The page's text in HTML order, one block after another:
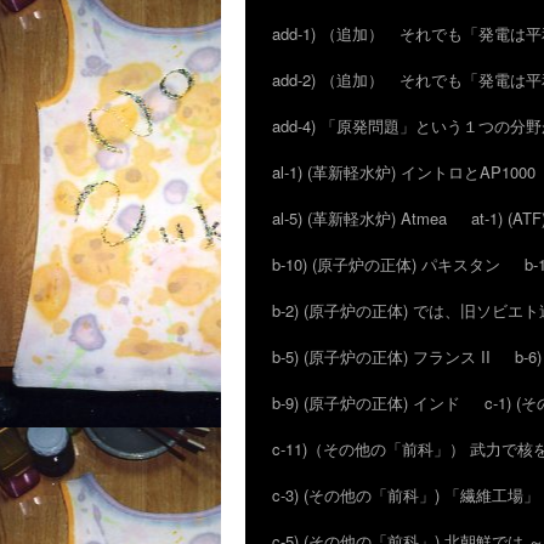
add-1) （追加） それでも「発電は
add-2) （追加） それでも「発電は
add-4) 「原発問題」という１つの分
al-1) (革新軽水炉) イントロとAP1000
al-5) (革新軽水炉) Atmea
at-1)
b-10) (原子炉の正体) パキスタン
b-
b-2) (原子炉の正体) では、旧ソビエ
b-5) (原子炉の正体) フランス II
b-
b-9) (原子炉の正体) インド
c-1) (そ
c-11)（その他の「前科」） 武力で核
c-3) (その他の「前科」) 「繊維工場